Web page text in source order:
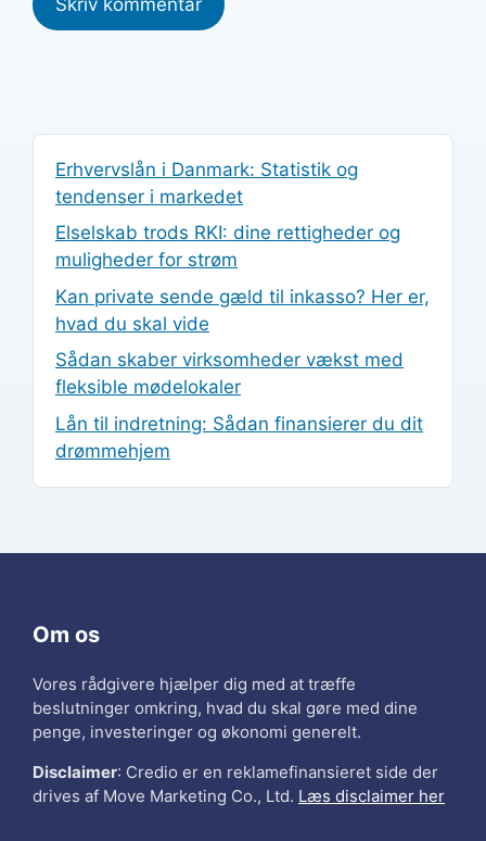
Erhvervslån i Danmark: Statistik og
tendenser i markedet
Elselskab trods RKI: dine rettigheder og
muligheder for strøm
Kan private sende gæld til inkasso? Her er,
hvad du skal vide
Sådan skaber virksomheder vækst med
fleksible mødelokaler
Lån til indretning: Sådan finansierer du dit
drømmehjem
Om os
Vores rådgivere hjælper dig med at træffe
beslutninger omkring, hvad du skal gøre med dine
penge, investeringer og økonomi generelt.
Disclaimer: Credio er en reklamefinansieret side der
drives af Move Marketing Co., Ltd. Læs disclaimer her